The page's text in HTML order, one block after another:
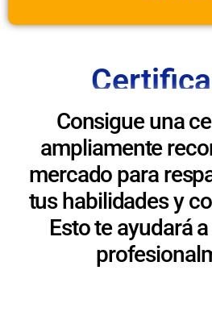
Consigue una
ampliamente
mercado para
tus habilidades y
Esto te ayudará